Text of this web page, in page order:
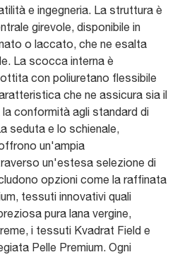
e ingegneria. La struttura è
girevole, disponibile in
o laccato, che ne esalta
La scocca interna è
con poliuretano flessibile
che ne assicura sia il
conformità agli standard di
seduta e lo schienale,
un'ampia
un'estesa selezione di
opzioni come la raffinata
tessuti innovativi quali
pura lana vergine,
i tessuti Kvadrat Field e
Pelle Premium. Ogni